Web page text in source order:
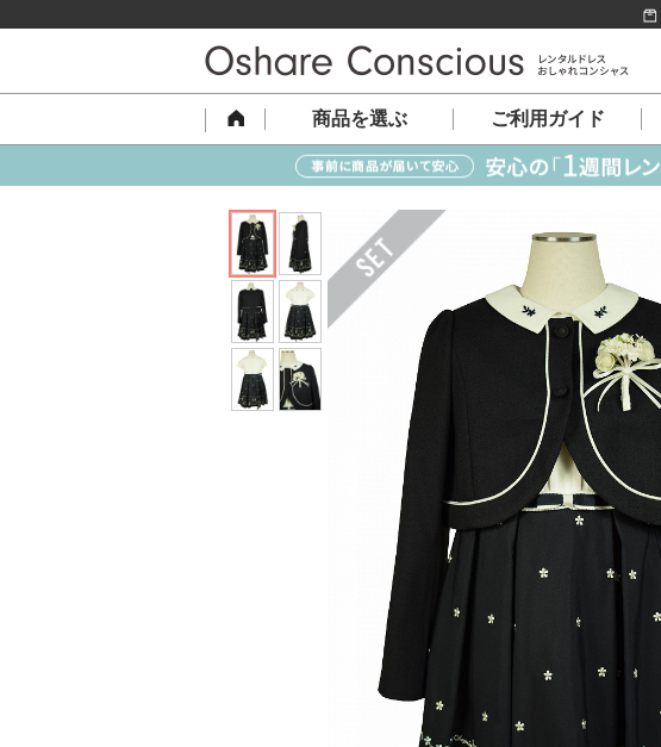
商品を選ぶ ご利用ガイド